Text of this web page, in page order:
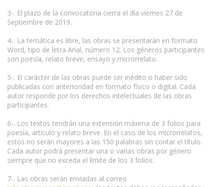
3-. El plazo de la convocatoria cierra el día viernes 27 de
Septiembre de 2019.
4-. La temática es libre, las obras se presentarán en formato
Word, tipo de letra Arial, número 12. Los géneros participantes
son poesía, relato breve, ensayo y microrrelato.
5-. El carácter de las obras puede ser inédito o haber sido
publicadas con anterioridad en formato físico o digital. Cada
autor responde por los derechos intelectuales de las obras
participantes.
6-. Los textos tendrán una extensión máxima de 3 folios para
poesía, artículo y relato breve. En el caso de los microrrelatos,
estos no serán mayores a las 150 palabras sin contar el título.
Cada autor podrá presentar una o varias obras por género
siempre que no exceda el límite de los 3 folios.
7-. Las obras serán enviadas al correo